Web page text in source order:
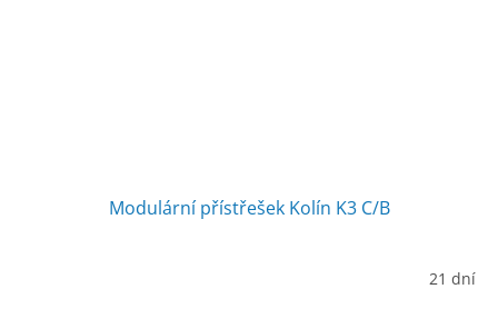
Modulární přístřešek Kolín K3 C/B
21 dní